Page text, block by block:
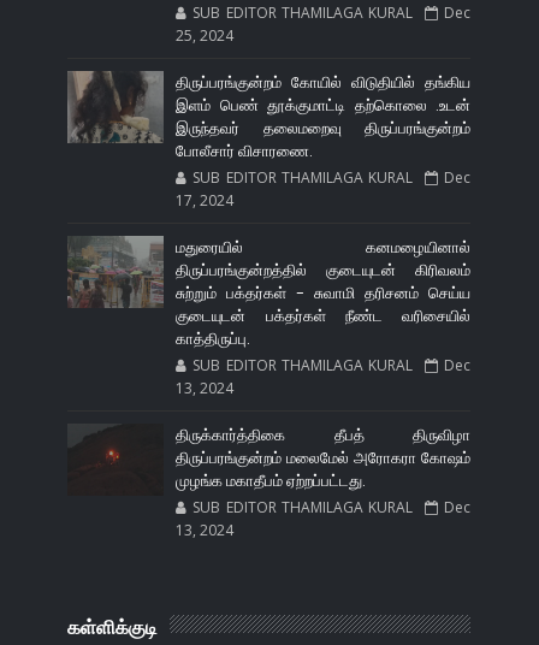
SUB EDITOR THAMILAGA KURAL
Dec
25, 2024
திருப்பரங்குன்றம் கோயில் விடுதியில் தங்கிய
இளம் பெண் தூக்குமாட்டி தற்கொலை .உடன்
இருந்தவர் தலைமறைவு திருப்பரங்குன்றம்
போலீசார் விசாரணை.
SUB EDITOR THAMILAGA KURAL
Dec
17, 2024
மதுரையில் கனமழையினால்
திருப்பரங்குன்றத்தில் குடையுடன் கிரிவலம்
சுற்றும் பக்தர்கள் - சுவாமி தரிசனம் செய்ய
குடையுடன் பக்தர்கள் நீண்ட வரிசையில்
காத்திருப்பு.
SUB EDITOR THAMILAGA KURAL
Dec
13, 2024
திருக்கார்த்திகை தீபத் திருவிழா
திருப்பரங்குன்றம் மலைமேல் அரோகரா கோஷம்
முழங்க மகாதீபம் ஏற்றப்பட்டது.
SUB EDITOR THAMILAGA KURAL
Dec
13, 2024
கள்ளிக்குடி